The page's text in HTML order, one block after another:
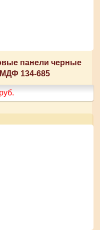
панели черные
134-685
руб.